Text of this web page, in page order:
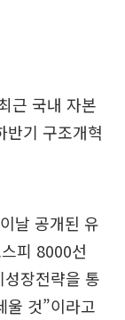
근 국내 자본
반기 구조개혁
날 공개된 유
피 8000선
장전략을 통
울 것”이라고